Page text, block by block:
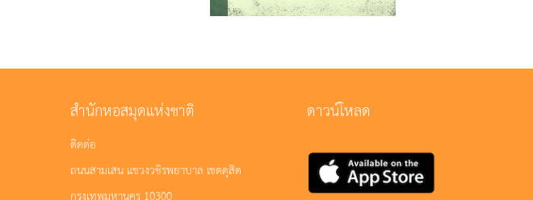
สำนักหอสมุดแห่งชาติ
ติดต่อ
ถนนสามเสน แขวงวชิรพยาบาล เขตดุสิต
กรุงเทพมหานคร 10300
ดาวน์โหลด